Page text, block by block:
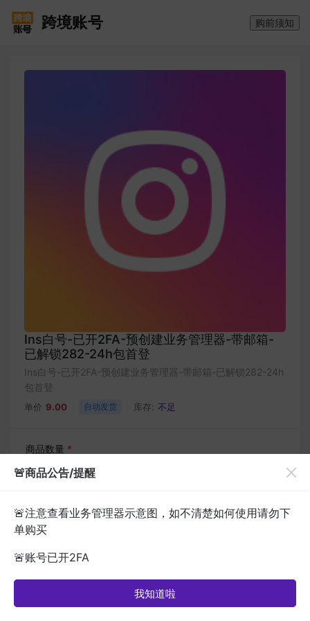
跨境账号 购前须知
Ins白号-已开2FA-预创建业务管理器-带邮箱-
已解锁282-24h包首登
Ins白号-已开2FA-预创建业务管理器-带邮箱-已解锁282-24h
包首登
单价 9.00 自动发货 库存: 不足
商品数量 *
支付方式*
USDT [TRC20]
🚨商品公告/提醒
🚨注意查看业务管理器示意图，如不清楚如何使用请勿下
单购买
🚨账号已开2FA
我知道啦
商品 帮助 订单 我的